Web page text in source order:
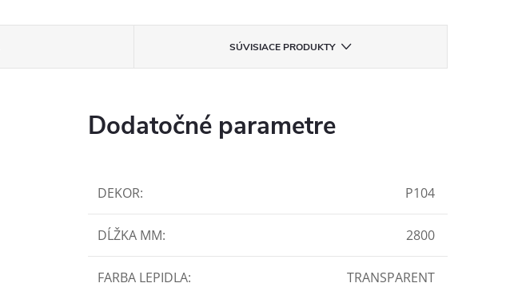
SÚVISIACE PRODUKTY
Dodatočné parametre
DEKOR: P104
DĹŽKA MM: 2800
FARBA LEPIDLA: TRANSPARENT